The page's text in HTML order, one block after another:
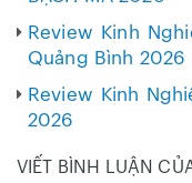
Review Kinh
Quảng Bình 2026
Review Kinh
2026
VIẾT BÌNH LUẬN